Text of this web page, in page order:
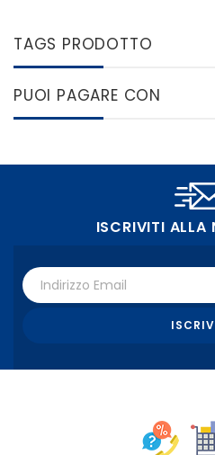
TAGS PRODOTTO
PUOI PAGARE CON
ISCRIVITI ALLA